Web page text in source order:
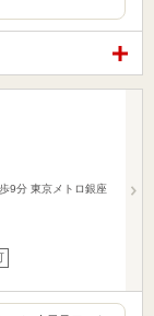
9分 東京メトロ銀座